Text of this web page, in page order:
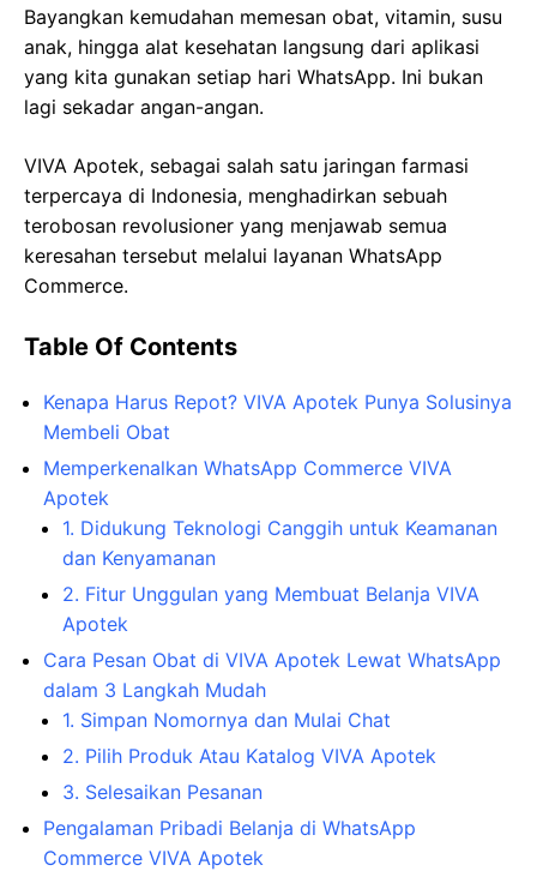
Bayangkan kemudahan memesan obat, vitamin, susu
anak, hingga alat kesehatan langsung dari aplikasi
yang kita gunakan setiap hari WhatsApp. Ini bukan
lagi sekadar angan-angan.
VIVA Apotek, sebagai salah satu jaringan farmasi
terpercaya di Indonesia, menghadirkan sebuah
terobosan revolusioner yang menjawab semua
keresahan tersebut melalui layanan WhatsApp
Commerce.
Table Of Contents
Kenapa Harus Repot? VIVA Apotek Punya Solusinya
Membeli Obat
Memperkenalkan WhatsApp Commerce VIVA
Apotek
1. Didukung Teknologi Canggih untuk Keamanan
dan Kenyamanan
2. Fitur Unggulan yang Membuat Belanja VIVA
Apotek
Cara Pesan Obat di VIVA Apotek Lewat WhatsApp
dalam 3 Langkah Mudah
1. Simpan Nomornya dan Mulai Chat
2. Pilih Produk Atau Katalog VIVA Apotek
3. Selesaikan Pesanan
Pengalaman Pribadi Belanja di WhatsApp
Commerce VIVA Apotek